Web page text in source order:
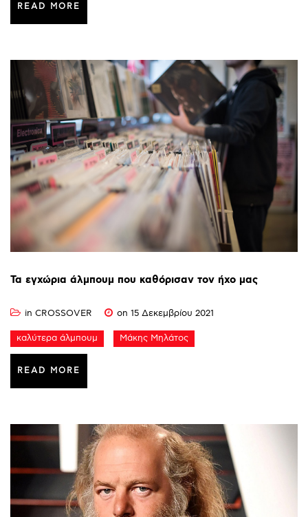
READ MORE
Τα εγχώρια άλμπουμ που καθόρισαν τον ήχο μας
in CROSSOVER on 15 Δεκεμβρίου 2021
καλύτερα άλμπουμ Μάκης Μηλάτος
READ MORE